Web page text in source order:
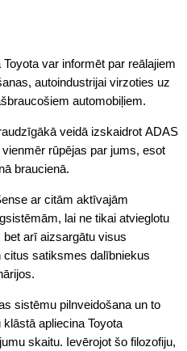
var informēt par reālajiem
autoindustrijai virzoties uz
automobiļiem.
veidā izskaidrot ADAS
rūpējas par jums, esot
braucienā.
ar citām aktīvajām
lai ne tikai atvieglotu
arī aizsargātu visus
satiksmes dalībniekus
sistēmu pilnveidošana un to
apliecina Toyota
skaitu. Ievērojot šo filozofiju,